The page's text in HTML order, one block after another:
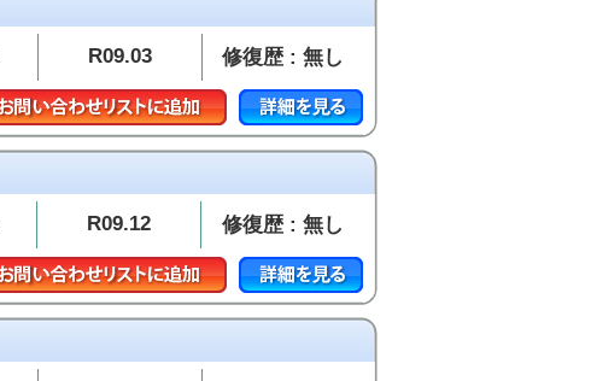
R09.03 修復歴 : 無し
R09.12 修復歴 : 無し